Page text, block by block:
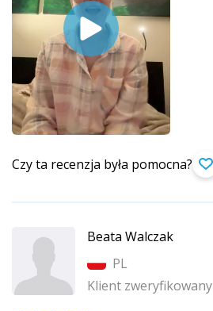
Czy ta recenzja była pomocna?
Beata Walczak
PL
Klient